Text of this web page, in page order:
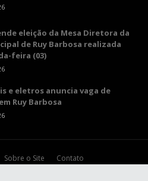
eleição da Mesa Diretora da
de Ruy Barbosa realizada
feira (03)
e eletros anuncia vaga de
Ruy Barbosa
Sobre o Site
Contato